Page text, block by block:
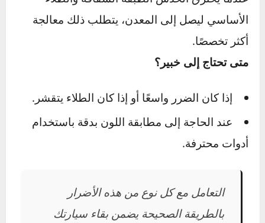
استخدام ملمع خشن لتنعيم المنطقة، متبوعًا
بلمعان ناعم لإعادة البريق.
عندما يخترق الخدش الطبقة الشفافة والطلاء
الأساسي ليصل إلى المعدن، يتطلب ذلك معالجة
أكثر تخصصًا.
إذا كان الضرر واسعًا أو إذا كان الطلاء يتقشر.